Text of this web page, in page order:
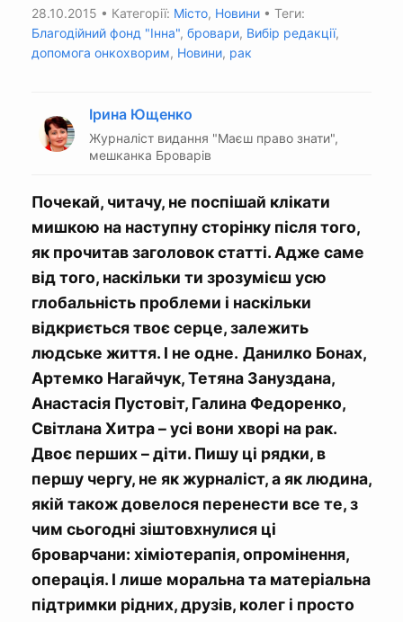
28.10.2015 • Категорії: Місто, Новини • Теги:
Благодійний фонд "Інна", бровари, Вибір редакції,
допомога онкохворим, Новини, рак
Ірина Ющенко
Журналіст видання "Маєш право знати",
мешканка Броварів
Почекай, читачу, не поспішай клікати
мишкою на наступну сторінку після того,
як прочитав заголовок статті. Адже саме
від того, наскільки ти зрозумієш усю
глобальність проблеми і наскільки
відкриється твоє серце, залежить
людське життя. І не одне. Данилко Бонах,
Артемко Нагайчук, Тетяна Зануздана,
Анастасія Пустовіт, Галина Федоренко,
Світлана Хитра – усі вони хворі на рак.
Двоє перших – діти. Пишу ці рядки, в
першу чергу, не як журналіст, а як людина,
якій також довелося перенести все те, з
чим сьогодні зіштовхнулися ці
броварчани: хіміотерапія, опромінення,
операція. І лише моральна та матеріальна
підтримки рідних, друзів, колег і просто